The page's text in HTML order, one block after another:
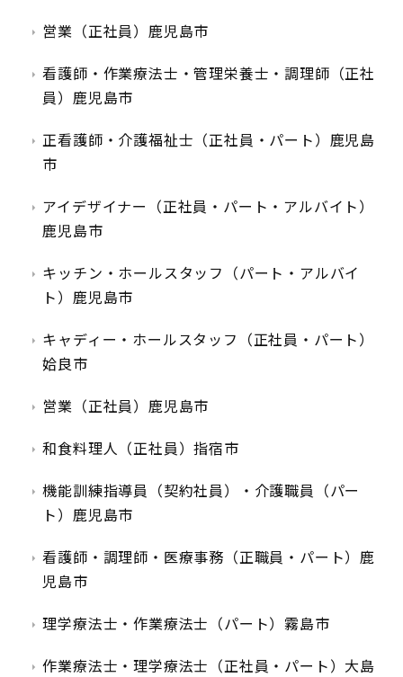
営業（正社員）鹿児島市
看護師・作業療法士・管理栄養士・調理師（正社
員）鹿児島市
正看護師・介護福祉士（正社員・パート）鹿児島
市
アイデザイナー（正社員・パート・アルバイト）
鹿児島市
キッチン・ホールスタッフ（パート・アルバイ
ト）鹿児島市
キャディー・ホールスタッフ（正社員・パート）
姶良市
営業（正社員）鹿児島市
和食料理人（正社員）指宿市
機能訓練指導員（契約社員）・介護職員（パー
ト）鹿児島市
看護師・調理師・医療事務（正職員・パート）鹿
児島市
理学療法士・作業療法士（パート）霧島市
作業療法士・理学療法士（正社員・パート）大島